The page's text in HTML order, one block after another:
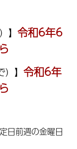
】令和6年6
）】令和6年
日前週の金曜日